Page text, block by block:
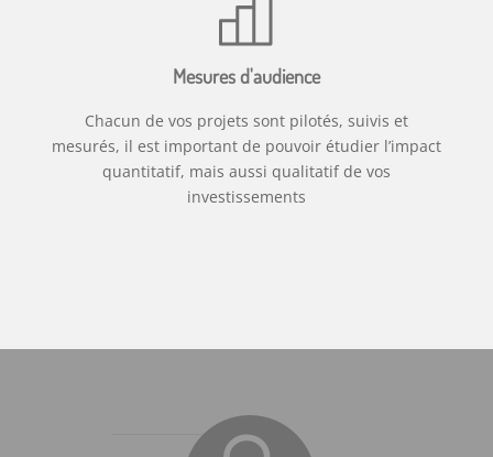
Mesures d'audience
Chacun de vos projets sont pilotés, suivis et
mesurés, il est important de pouvoir étudier l’impact
quantitatif, mais aussi qualitatif de vos
investissements